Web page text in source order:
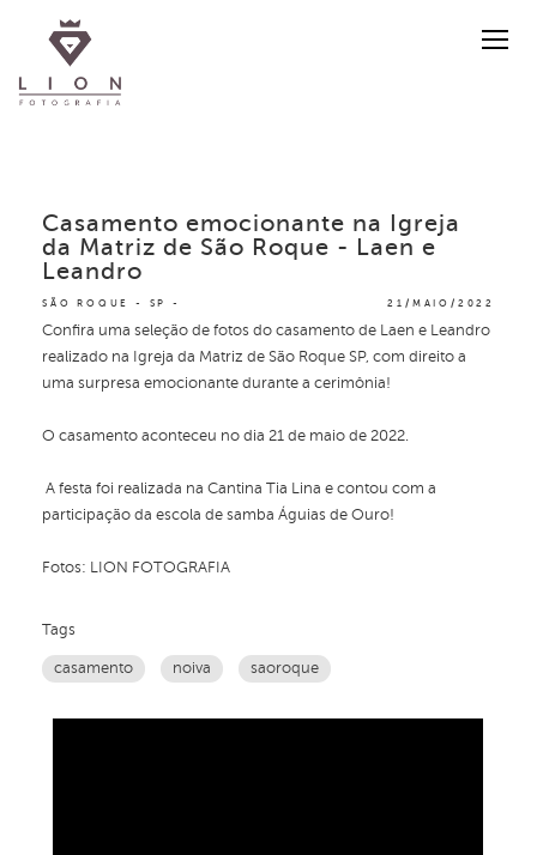
SÃO ROQUE - SP 21/MAIO/2022
Casamento emocionante na Igreja
da Matriz de São Roque - Laen e
Leandro
Confira uma seleção de fotos do casamento de Laen e Leandro
realizado na Igreja da Matriz de São Roque SP, com direito a
uma surpresa emocionante durante a cerimônia!
O casamento aconteceu no dia 21 de maio de 2022.
A festa foi realizada na Cantina Tia Lina e contou com a
participação da escola de samba Águias de Ouro!
Fotos: LION FOTOGRAFIA
Tags
casamento noiva saoroque